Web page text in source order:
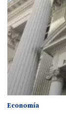
Economía